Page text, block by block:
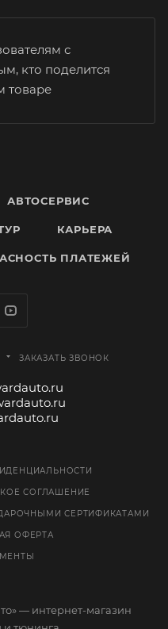
с
кто поделится
товаре
АВТОСЕРВИС
КАРЬЕРА
ПЛАТЕЖЕЙ
ЗАКАЗАТЬ ЗВОНОК
СОГЛАШЕНИЕ
СЕРТИФИКАТАМИ
ОФЕРТА
— интернет-магазин